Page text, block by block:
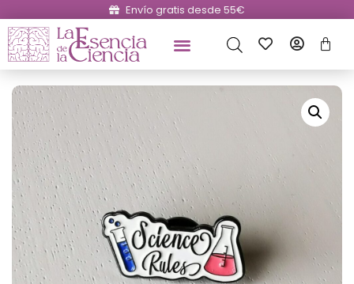
Envío gratis desde 55€